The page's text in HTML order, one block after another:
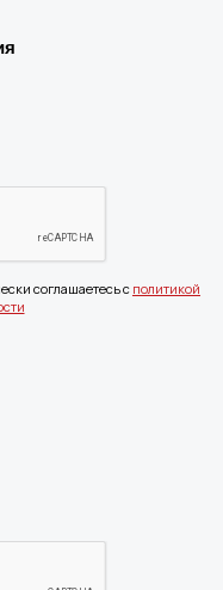
соглашаетесь с политикой